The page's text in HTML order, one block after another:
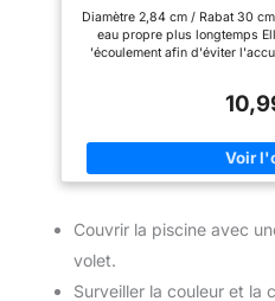
répondre rapidement à vos
questions – pour votre
satisfaction Stable et facile à
de serrage, de serre-câbles
bien en place et en toute
sécurité sur les piscines rondes
ou les trampolines (⌀ 310 cm).
minutes, et la bâche résiste de
manière fiable même en cas de
tempête Protection toute l'année,
bâche bloque 99 % des rayons
Diamètre 2,84 cm / Rabat 30
eau propre plus longtemps
'écoulement afin d'éviter
pour piscine autostable 3,05 m
<b>Nécessite
Couvrir la piscine avec
volet.
Surveiller la couleur et la